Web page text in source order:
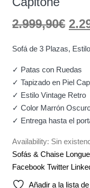
2.999,90€ El
era:
Sofá de 3 Plazas,
✓ Patas con Ruedas
✓ Tapizado en Piel
✓ Estilo Vintage Retro
✓ Color Marrón
✓ Entrega hasta el
Availability: Sin
Sofás & Chaise Longue
Facebook Twitter
Añadir a la lista